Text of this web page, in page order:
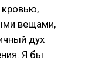
кровью,
вещами,
дух
Я бы